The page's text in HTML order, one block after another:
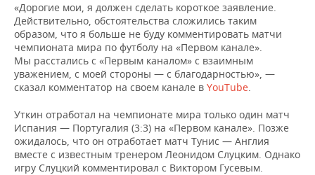
ВУЗЫ ТАТАРСТАНА
КОМУ ПРИНАДЛЕЖАТ
ТОРГОВЫЕ ЦЕНТРЫ
ТАТАРСТАНА
БАНКИ
БЮДЖЕТ
ИНВЕСТИЦИИ
АГРОПРОМ
МАШИНОСТРОЕНИЕ
НЕФТЕХИМИЯ
НЕФТЬ
ОПК
НОВОСТИ НЕДВИЖИМОСТИ
АВТО
НОВОСТИ АВТО
БИЗНЕС
НОВОСТИ БИЗНЕСА
РОЗНИЧНАЯ ТОРГОВЛЯ
ТРАНСПОРТ
ТЕХНОЛОГИИ
НОВОСТИ ТЕХНОЛОГИЙ
IT
МЕРОПРИЯТИЯ
НОВОСТИ МЕРОПРИЯТИЙ
СПОРТ
«Дорогие мои, я должен сделать короткое заявление.
Действительно, обстоятельства сложились таким
образом, что я больше не буду комментировать матчи
чемпионата мира по футболу на «Первом канале».
Мы расстались с «Первым каналом» с взаимным
уважением, с моей стороны — с благодарностью», —
сказал комментатор на своем канале в YouTube.
Уткин отработал на чемпионате мира только один матч
Испания — Португалия (3:3) на «Первом канале». Позже
ожидалось, что он отработает матч Тунис — Англия
вместе с известным тренером Леонидом Слуцким. Однако
игру Слуцкий комментировал с Виктором Гусевым.